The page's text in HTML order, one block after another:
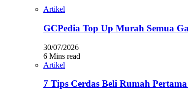
Artikel
GCPedia Top Up Murah Semua
30/07/2026
6 Mins read
Artikel
7 Tips Cerdas Beli Rumah